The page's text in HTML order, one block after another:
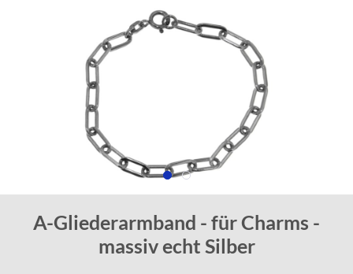
A-Gliederarmband - für Charms -
massiv echt Silber